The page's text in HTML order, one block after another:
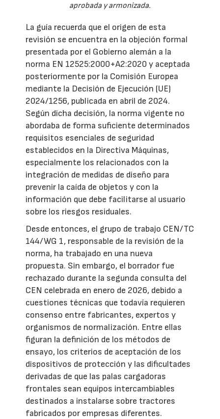
aprobada y armonizada.
La guía recuerda que el origen de esta
revisión se encuentra en la objeción formal
presentada por el Gobierno alemán a la
norma EN 12525:2000+A2:2020 y aceptada
posteriormente por la Comisión Europea
mediante la Decisión de Ejecución (UE)
2024/1256, publicada en abril de 2024.
Según dicha decisión, la norma vigente no
abordaba de forma suficiente determinados
requisitos esenciales de seguridad
establecidos en la Directiva Máquinas,
especialmente los relacionados con la
integración de medidas de diseño para
prevenir la caída de objetos y con la
información que debe facilitarse al usuario
sobre los riesgos residuales.
Desde entonces, el grupo de trabajo CEN/TC
144/WG 1, responsable de la revisión de la
norma, ha trabajado en una nueva
propuesta. Sin embargo, el borrador fue
rechazado durante la segunda consulta del
CEN celebrada en enero de 2026, debido a
cuestiones técnicas que todavía requieren
consenso entre fabricantes, expertos y
organismos de normalización. Entre ellas
figuran la definición de los métodos de
ensayo, los criterios de aceptación de los
dispositivos de protección y las dificultades
derivadas de que las palas cargadoras
frontales sean equipos intercambiables
destinados a instalarse sobre tractores
fabricados por empresas diferentes.